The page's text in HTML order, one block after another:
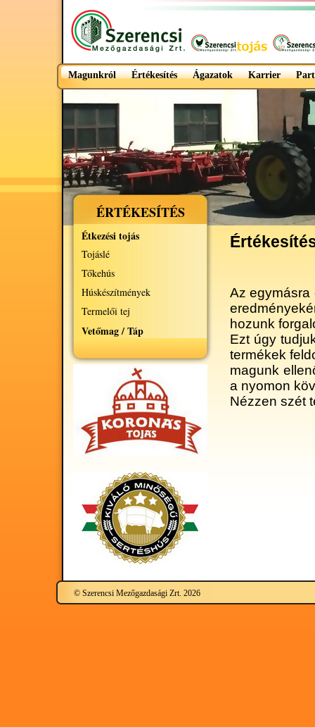
Magunkról Értékesítés Ágazatok Karrier
ÉRTÉKESÍTÉS
Étkezési tojás
Tojáslé
Tőkehús
Húskészítmények
Termelői tej
Vetőmag / Táp
Az egymásra
hozunk
Ezt úgy
termékek
magunk
a nyomon
Nézzen szét
© Szerencsi Mezőgazdasági Zrt. 2026